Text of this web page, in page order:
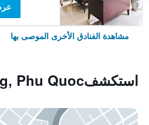
مشاهدة الفنادق الأخرى الموصى بها
استكشفDuong Dong, Phu Quoc